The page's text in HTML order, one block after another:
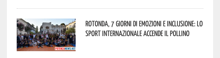
Rotonda, 7 giorni di emozioni e inclusione: lo
sport internazionale accende il Pollino